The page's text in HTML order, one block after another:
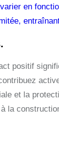
en
positif
et la
la